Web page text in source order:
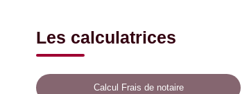
Les calculatrices
Calcul Frais de notaire